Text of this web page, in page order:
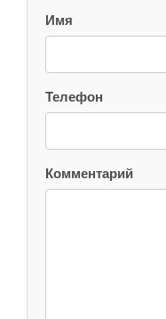
Имя
Телефон
Комментарий